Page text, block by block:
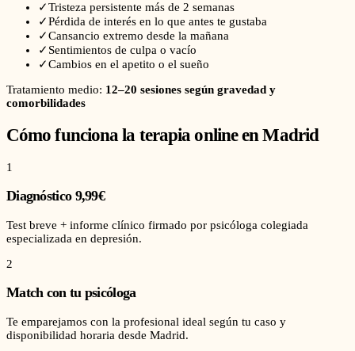
✓Tristeza persistente más de 2 semanas
✓Pérdida de interés en lo que antes te gustaba
✓Cansancio extremo desde la mañana
✓ Sentimientos de culpa o vacío
✓Cambios en el apetito o el sueño
Tratamiento medio: 12–20 sesiones según gravedad y
comorbilidades
Cómo funciona la terapia online enMadrid
1
Diagnóstico 9,99€
Test breve + informe clínico firmado por psicóloga colegiada
especializada en depresión.
2
Match con tu psicóloga
Te emparejamos con la profesional ideal según tu caso y
disponibilidad horaria desde Madrid.